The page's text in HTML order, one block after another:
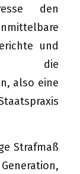
den
und
die
also eine
Strafmaß